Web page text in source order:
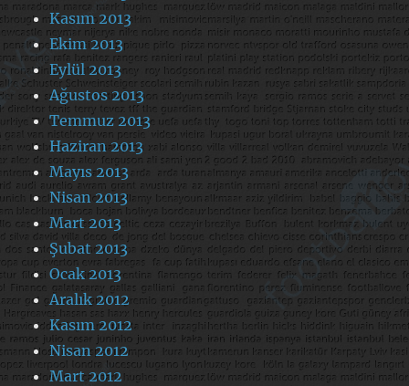
Kasım 2013
Ekim 2013
Eylül 2013
Ağustos 2013
Temmuz 2013
Haziran 2013
Mayıs 2013
Nisan 2013
Mart 2013
Şubat 2013
Ocak 2013
Aralık 2012
Kasım 2012
Nisan 2012
Mart 2012